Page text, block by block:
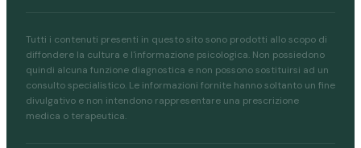
Tutti i contenuti presenti in questo sito sono prodotti allo scopo di
diffondere la cultura e l'informazione psicologica. Non possiedono
quindi alcuna funzione diagnostica e non possono sostituirsi ad un
consulto specialistico. Le informazioni fornite hanno soltanto un fine
divulgativo e non intendono rappresentare una prescrizione
medica o terapeutica.